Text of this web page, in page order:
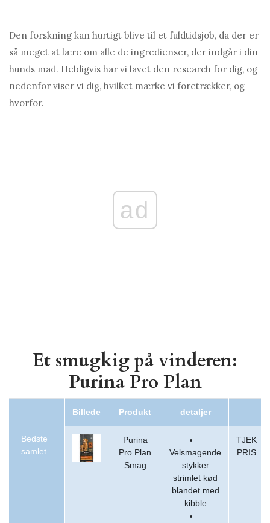
Den forskning kan hurtigt blive til et fuldtidsjob, da der er
så meget at lære om alle de ingredienser, der indgår i din
hunds mad. Heldigvis har vi lavet den research for dig, og
nedenfor viser vi dig, hvilket mærke vi foretrækker, og
hvorfor.
ad
Et smugkig på vinderen:
Purina Pro Plan
Billede Produkt detaljer
Bedste
samlet
Purina
Pro Plan
Smag
Velsmagende
stykker
strimlet kød
blandet med
kibble
TJEK
PRIS